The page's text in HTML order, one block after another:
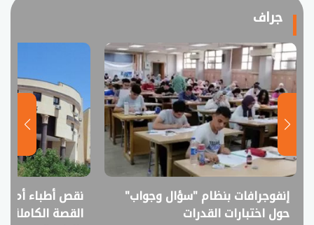
جراف
إنفوجرافات بنظام "سؤال وجواب"
حول اختبارات القدرات
نقص أطباء أم
القصة الكاملة